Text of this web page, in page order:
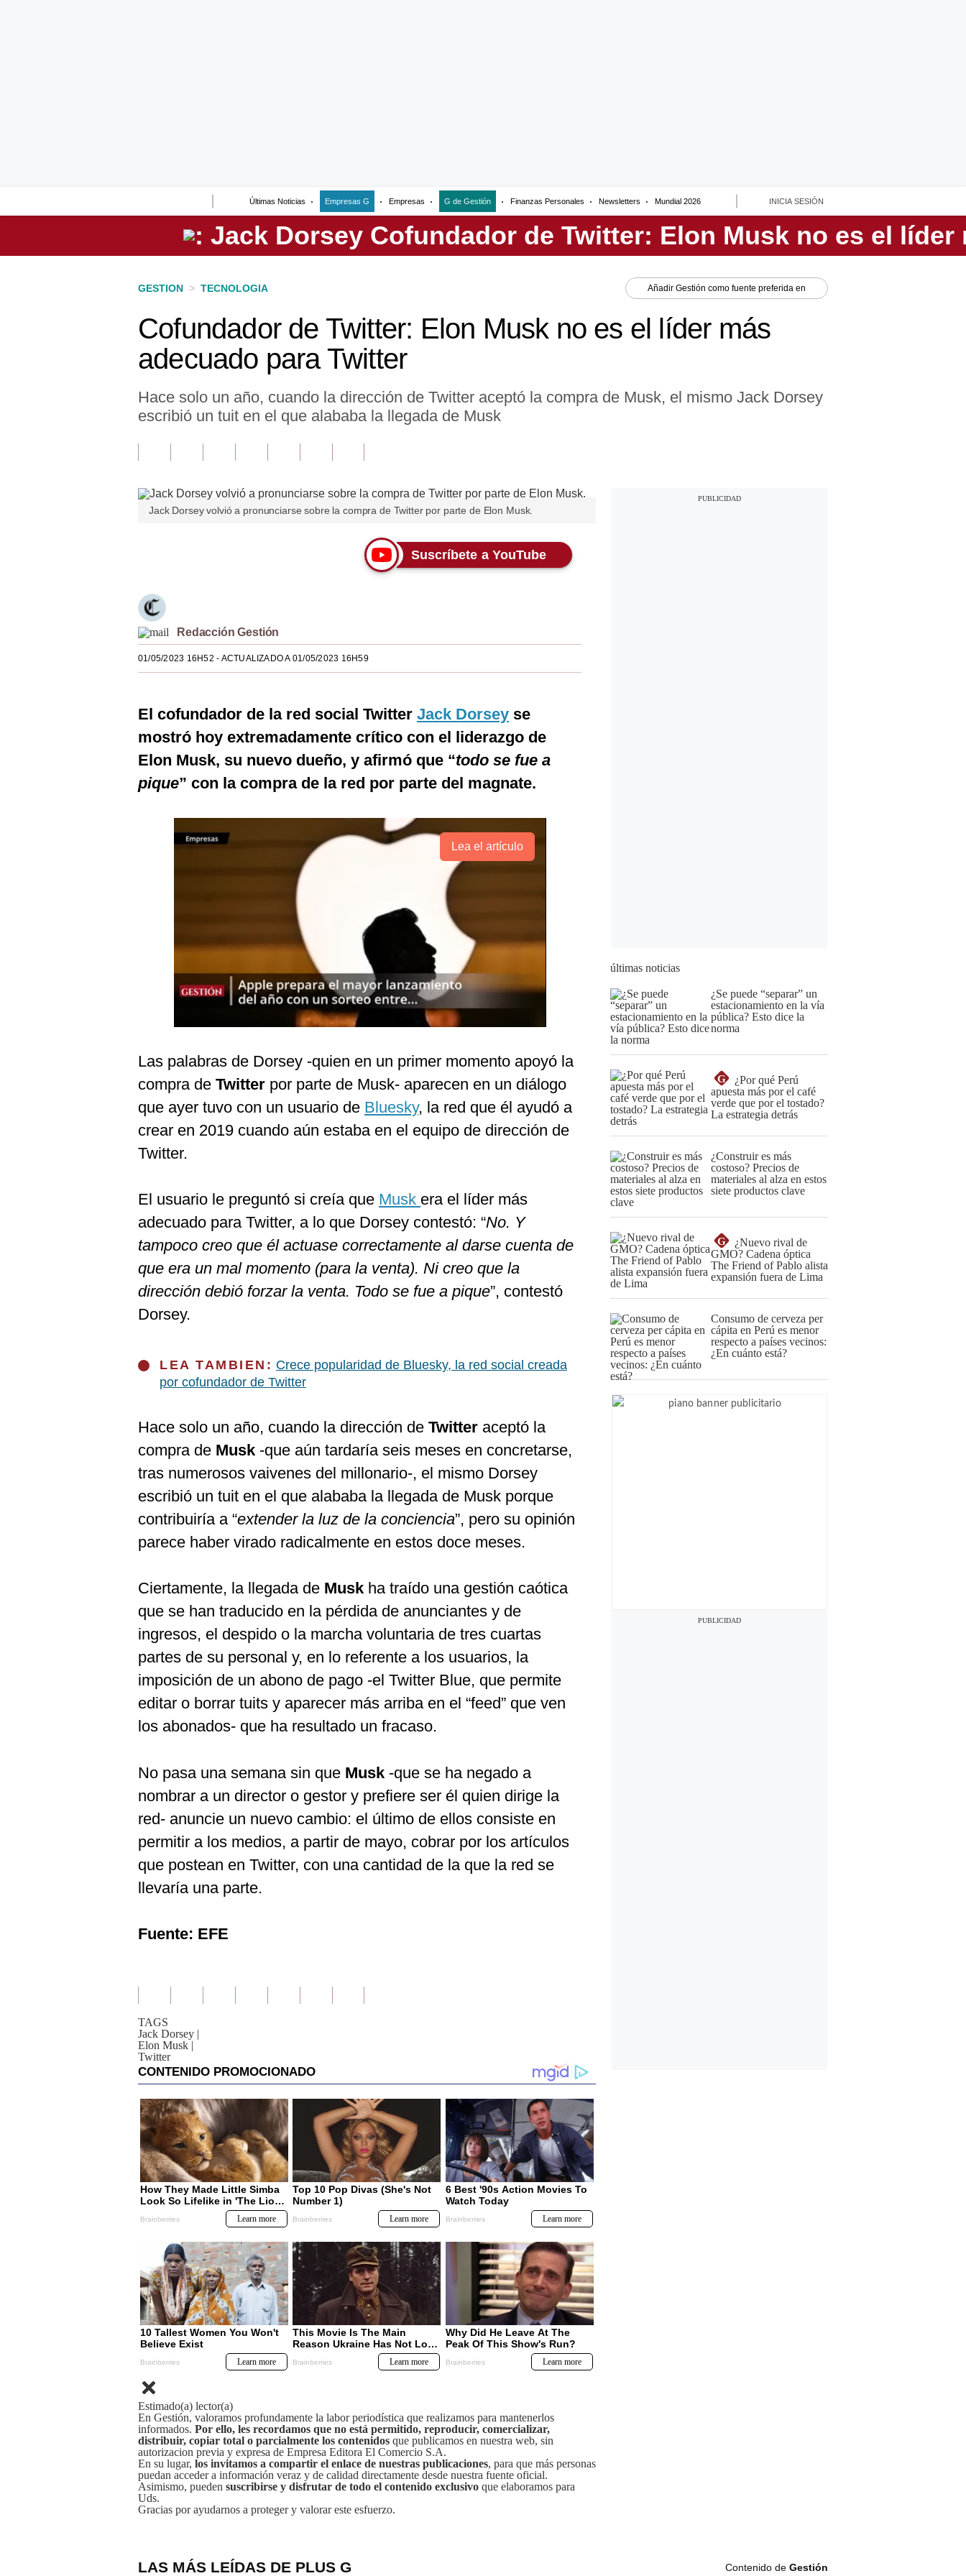
Últimas Noticias Empresas G Empresas G de Gestión Finanzas Personales Newsletters Mundial 2026 INICIA SESIÓN
Perú
GESTION > TECNOLOGIA Añadir Gestión como fuente preferida en
Cofundador de Twitter: Elon Musk no es el líder más
adecuado para Twitter
Hace solo un año, cuando la dirección de Twitter aceptó la compra de Musk, el mismo Jack Dorsey
escribió un tuit en el que alababa la llegada de Musk
Jack Dorsey volvió a pronunciarse sobre la compra de Twitter por parte de Elon Musk.
Suscríbete a YouTube
Redacción Gestión
01/05/2023 16H52 - ACTUALIZADO A 01/05/2023 16H59
El cofundador de la red social Twitter Jack Dorsey se
mostró hoy extremadamente crítico con el liderazgo de
Elon Musk, su nuevo dueño, y afirmó que “todo se fue a
pique” con la compra de la red por parte del magnate.
Lea el artículo
Las palabras de Dorsey -quien en un primer momento apoyó la
compra de Twitter por parte de Musk- aparecen en un diálogo
que ayer tuvo con un usuario de Bluesky, la red que él ayudó a
crear en 2019 cuando aún estaba en el equipo de dirección de
Twitter.
El usuario le preguntó si creía que Musk era el líder más
adecuado para Twitter, a lo que Dorsey contestó: “No. Y
tampoco creo que él actuase correctamente al darse cuenta de
que era un mal momento (para la venta). Ni creo que la
dirección debió forzar la venta. Todo se fue a pique”, contestó
Dorsey.
LEA TAMBIEN: Crece popularidad de Bluesky, la red social creada
por cofundador de Twitter
Hace solo un año, cuando la dirección de Twitter aceptó la
compra de Musk -que aún tardaría seis meses en concretarse,
tras numerosos vaivenes del millonario-, el mismo Dorsey
escribió un tuit en el que alababa la llegada de Musk porque
contribuiría a “extender la luz de la conciencia”, pero su opinión
parece haber virado radicalmente en estos doce meses.
Ciertamente, la llegada de Musk ha traído una gestión caótica
que se han traducido en la pérdida de anunciantes y de
ingresos, el despido o la marcha voluntaria de tres cuartas
partes de su personal y, en lo referente a los usuarios, la
imposición de un abono de pago -el Twitter Blue, que permite
editar o borrar tuits y aparecer más arriba en el “feed” que ven
los abonados- que ha resultado un fracaso.
No pasa una semana sin que Musk -que se ha negado a
nombrar a un director o gestor y prefiere ser él quien dirige la
red- anuncie un nuevo cambio: el último de ellos consiste en
permitir a los medios, a partir de mayo, cobrar por los artículos
que postean en Twitter, con una cantidad de la que la red se
llevaría una parte.
Fuente: EFE
TAGS
Jack Dorsey |
Elon Musk |
Twitter
Estimado(a) lector(a)
En Gestión, valoramos profundamente la labor periodística que realizamos para mantenerlos
informados. Por ello, les recordamos que no está permitido, reproducir, comercializar,
distribuir, copiar total o parcialmente los contenidos que publicamos en nuestra web, sin
autorizacion previa y expresa de Empresa Editora El Comercio S.A.
En su lugar, los invitamos a compartir el enlace de nuestras publicaciones, para que más personas
puedan acceder a información veraz y de calidad directamente desde nuestra fuente oficial.
Asimismo, pueden suscribirse y disfrutar de todo el contenido exclusivo que elaboramos para
Uds.
Gracias por ayudarnos a proteger y valorar este esfuerzo.
últimas noticias
¿Se puede “separar” un
estacionamiento en la vía
pública? Esto dice la
norma
G
¿Por qué Perú
apuesta más por el café
verde que por el tostado?
La estrategia detrás
¿Construir es más
costoso? Precios de
materiales al alza en estos
siete productos clave
G
¿Nuevo rival de
GMO? Cadena óptica
The Friend of Pablo alista
expansión fuera de Lima
Consumo de cerveza per
cápita en Perú es menor
respecto a países vecinos:
¿En cuánto está?
LAS MÁS LEÍDAS DE PLUS G Contenido de Gestión